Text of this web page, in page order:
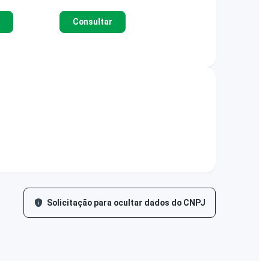
Consultar
Solicitação para ocultar dados do CNPJ